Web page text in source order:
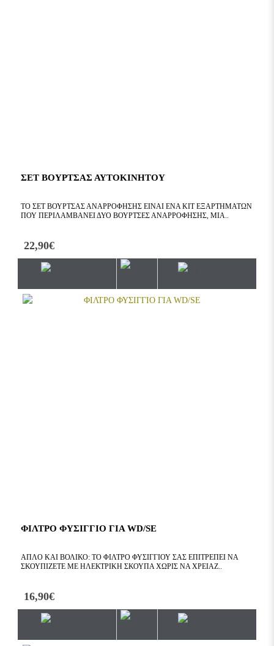
ΣΕΤ ΒΟΥΡΤΣΑΣ ΑΥΤΟΚΙΝΗΤΟΥ
ΤΟ ΣΕΤ ΒΟΎΡΤΣΑΣ ΑΝΑΡΡΌΦΗΣΗΣ ΕΊΝΑΙ ΈΝΑ ΚΙΤ ΕΞΑΡΤΗΜΆΤΩΝ
ΠΟΥ ΠΕΡΙΛΑΜΒΆΝΕΙ ΔΎΟ ΒΟΎΡΤΣΕΣ ΑΝΑΡΡΌΦΗΣΗΣ, ΜΊΑ..
22,90€
ΦΙΛΤΡΟ ΦΥΣΙΓΓΙΟ ΓΙΑ WD/SE
ΑΠΛΌ ΚΑΙ ΒΟΛΙΚΌ: ΤΟ ΦΊΛΤΡΟ ΦΥΣΙΓΓΊΟΥ ΣΆΣ ΕΠΙΤΡΈΠΕΙ ΝΑ
ΣΚΟΥΠΊΖΕΤΕ ΜΕ ΗΛΕΚΤΡΙΚΉ ΣΚΟΎΠΑ ΧΩΡΊΣ ΝΑ ΧΡΕΙΆΖ..
16,90€